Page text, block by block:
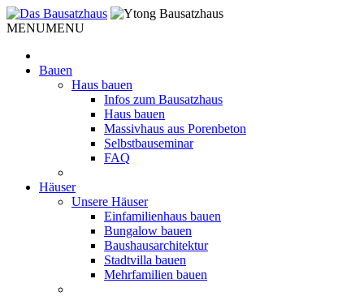
Weiter
zum
MENUMENU
Bauen
Haus bauen
Infos zum Bausatzhaus
Haus bauen
Massivhaus aus Porenbeton
Selbstbauseminar
FAQ
Häuser
Unsere Häuser
Einfamilienhaus bauen
Bungalow bauen
Baushausarchitektur
Stadtvilla bauen
Mehrfamilien bauen